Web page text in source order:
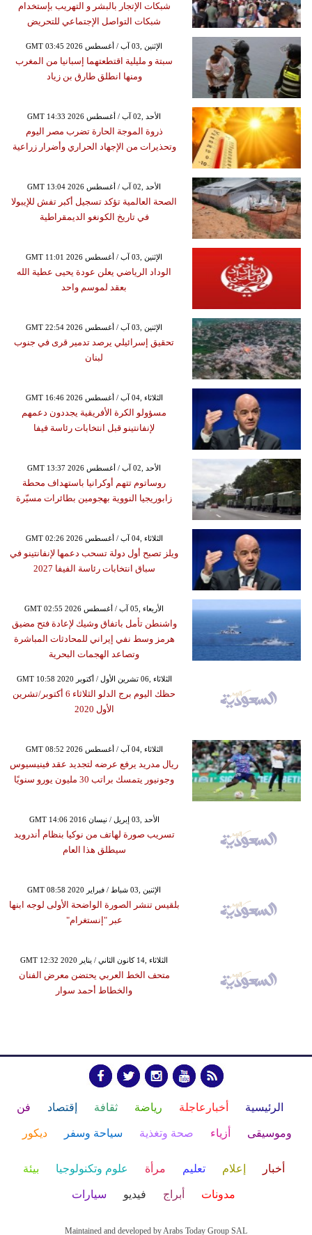
شبكات الإتجار بالبشر و التهريب بإستخدام
شبكات التواصل الإجتماعي للتحريض
GMT 03:45 2026 الإثنين ,03 آب / أغسطس
سبتة و مليلية اقتطعتهما إسبانيا من المغرب
ومنها انطلق طارق بن زياد
GMT 14:33 2026 الأحد ,02 آب / أغسطس
ذروة الموجة الحارة تضرب مصر اليوم
وتحذيرات من الإجهاد الحراري وأضرار زراعية
GMT 13:04 2026 الأحد ,02 آب / أغسطس
الصحة العالمية تؤكد تسجيل أكبر تفش للإيبولا
في تاريخ الكونغو الديمقراطية
GMT 11:01 2026 الإثنين ,03 آب / أغسطس
الوداد الرياضي يعلن عودة يحيى عطية الله
بعقد لموسم واحد
GMT 22:54 2026 الإثنين ,03 آب / أغسطس
تحقيق إسرائيلي يرصد تدمير قرى في جنوب
لبنان
GMT 16:46 2026 الثلاثاء ,04 آب / أغسطس
مسؤولو الكرة الأفريقية يجددون دعمهم
لإنفانتينو قبل انتخابات رئاسة فيفا
GMT 13:37 2026 الأحد ,02 آب / أغسطس
روساتوم تتهم أوكرانيا باستهداف محطة
زابوريجيا النووية بهجومين بطائرات مسيّرة
GMT 02:26 2026 الثلاثاء ,04 آب / أغسطس
ويلز تصبح أول دولة تسحب دعمها لإنفانتينو في
سباق انتخابات رئاسة الفيفا 2027
GMT 02:55 2026 الأربعاء ,05 آب / أغسطس
واشنطن تأمل باتفاق وشيك لإعادة فتح مضيق
هرمز وسط نفي إيراني للمحادثات المباشرة
وتصاعد الهجمات البحرية
GMT 10:58 2020 الثلاثاء ,06 تشرين الأول / أكتوبر
حظك اليوم برج الدلو الثلاثاء 6 أكتوبر/تشرين
الأول 2020
GMT 08:52 2026 الثلاثاء ,04 آب / أغسطس
ريال مدريد يرفع عرضه لتجديد عقد فينيسيوس
وجونيور يتمسك براتب 30 مليون يورو سنويًا
GMT 14:06 2016 الأحد ,03 إبريل / نيسان
تسريب صورة لهاتف من نوكيا بنظام أندرويد
سيطلق هذا العام
GMT 08:58 2020 الإثنين ,03 شباط / فبراير
بلقيس تنشر الصورة الواضحة الأولى لوجه ابنها
عبر "إنستغرام"
GMT 12:32 2020 الثلاثاء ,14 كانون الثاني / يناير
متحف الخط العربي يحتضن معرض الفنان
والخطاط أحمد سوار
الرئيسية أخبارعاجلة رياضة ثقافة إقتصاد فن
وموسيقى أزياء صحة وتغذية سياحة وسفر ديكور
أخبار إعلام تعليم مرأة علوم وتكنولوجيا بيئة
مدونات أبراج فيديو سيارات
Maintained and developed by Arabs Today Group SAL